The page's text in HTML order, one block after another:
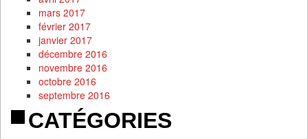
mars 2017
février 2017
janvier 2017
décembre 2016
novembre 2016
octobre 2016
septembre 2016
CATÉGORIES